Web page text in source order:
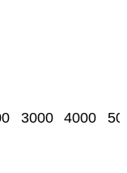
3000 4000